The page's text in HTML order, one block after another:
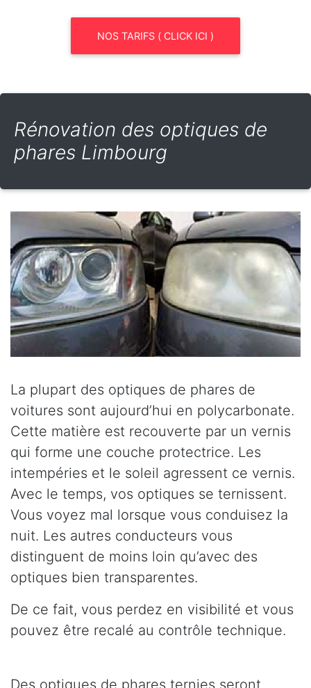
NOS TARIFS ( CLICK ICI )
Rénovation des optiques de
phares Limbourg
La plupart des optiques de phares de
voitures sont aujourd’hui en polycarbonate.
Cette matière est recouverte par un vernis
qui forme une couche protectrice. Les
intempéries et le soleil agressent ce vernis.
Avec le temps, vos optiques se ternissent.
Vous voyez mal lorsque vous conduisez la
nuit. Les autres conducteurs vous
distinguent de moins loin qu’avec des
optiques bien transparentes.
De ce fait, vous perdez en visibilité et vous
pouvez être recalé au contrôle technique.